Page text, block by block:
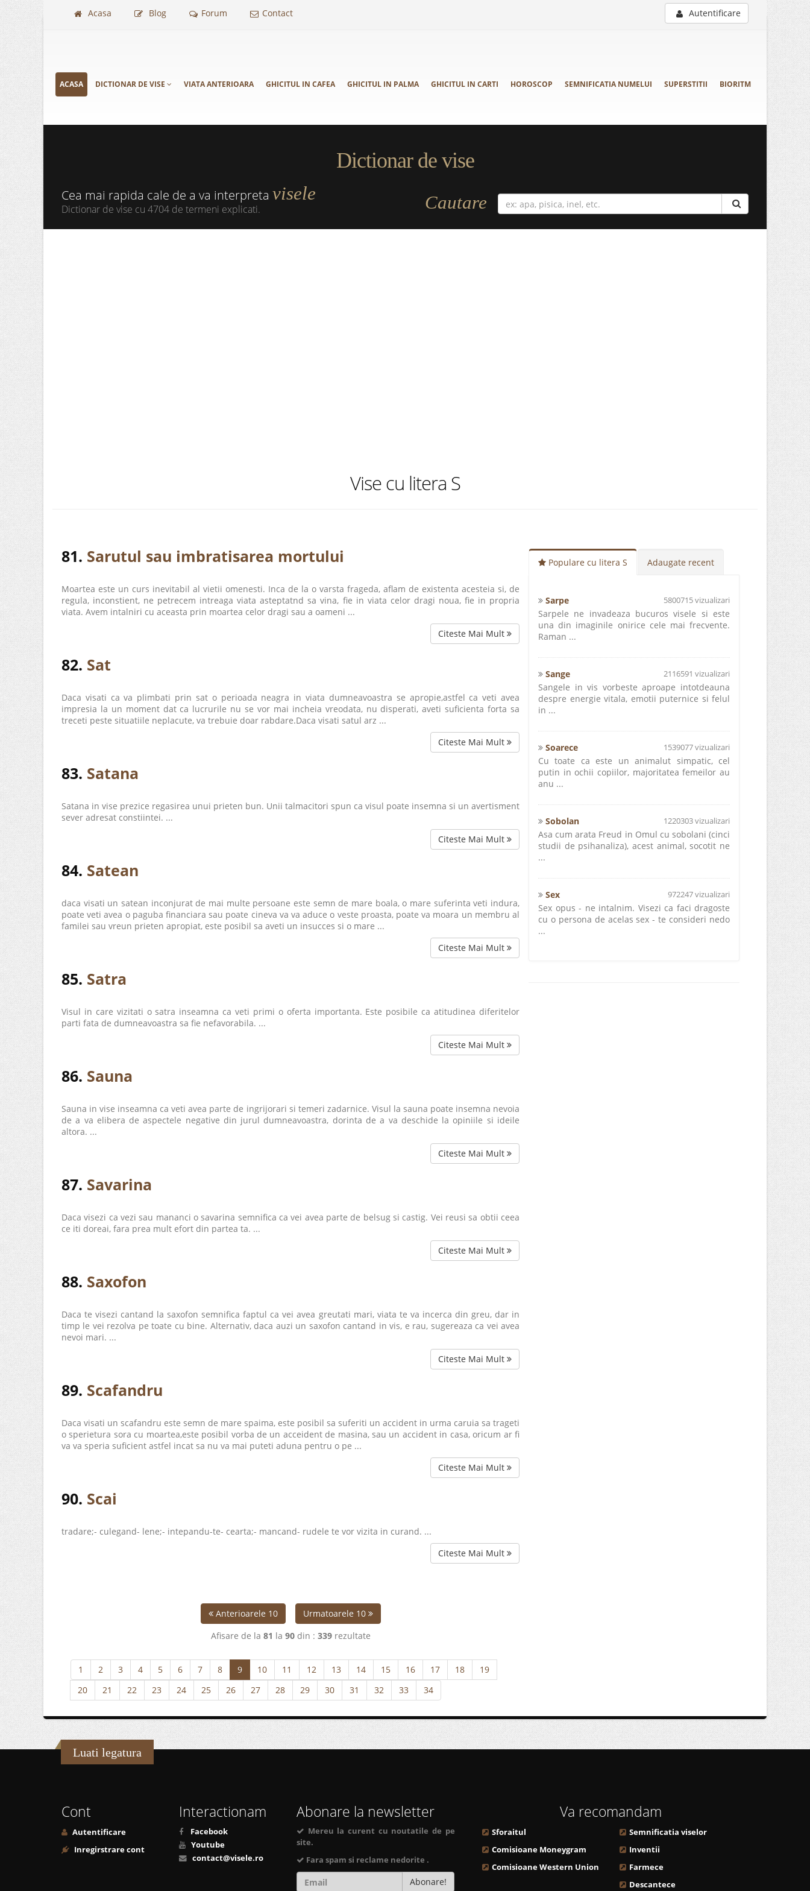
Acasa Blog Forum Contact Autentificare
ACASA DICTIONAR DE VISE VIATA ANTERIOARA GHICITUL IN CAFEA GHICITUL IN PALMA GHICITUL IN CARTI HOROSCOP SEMNIFICATIA NUMELUI SUPERSTITII BIORITM
Dictionar de vise
Cea mai rapida cale de a va interpreta visele
Dictionar de vise cu 4704 de termeni explicati. Cautare
Vise cu litera S
81. Sarutul sau imbratisarea mortului
Moartea este un curs inevitabil al vietii omenesti. Inca de la o varsta frageda, aflam de existenta acesteia si, de
regula, inconstient, ne petrecem intreaga viata asteptatnd sa vina, fie in viata celor dragi noua, fie in propria
viata. Avem intalniri cu aceasta prin moartea celor dragi sau a oameni ...
Citeste Mai Mult
82. Sat
Daca visati ca va plimbati prin sat o perioada neagra in viata dumneavoastra se apropie,astfel ca veti avea
impresia la un moment dat ca lucrurile nu se vor mai incheia vreodata, nu disperati, aveti suficienta forta sa
treceti peste situatiile neplacute, va trebuie doar rabdare.Daca visati satul arz ...
Citeste Mai Mult
83. Satana
Satana in vise prezice regasirea unui prieten bun. Unii talmacitori spun ca visul poate insemna si un avertisment
sever adresat constiintei. ...
Citeste Mai Mult
84. Satean
daca visati un satean inconjurat de mai multe persoane este semn de mare boala, o mare suferinta veti indura,
poate veti avea o paguba financiara sau poate cineva va va aduce o veste proasta, poate va moara un membru al
familei sau vreun prieten apropiat, este posibil sa aveti un insucces si o mare ...
Citeste Mai Mult
85. Satra
Visul in care vizitati o satra inseamna ca veti primi o oferta importanta. Este posibile ca atitudinea diferitelor
parti fata de dumneavoastra sa fie nefavorabila. ...
Citeste Mai Mult
86. Sauna
Sauna in vise inseamna ca veti avea parte de ingrijorari si temeri zadarnice. Visul la sauna poate insemna nevoia
de a va elibera de aspectele negative din jurul dumneavoastra, dorinta de a va deschide la opiniile si ideile
altora. ...
Citeste Mai Mult
87. Savarina
Daca visezi ca vezi sau mananci o savarina semnifica ca vei avea parte de belsug si castig. Vei reusi sa obtii ceea
ce iti doreai, fara prea mult efort din partea ta. ...
Citeste Mai Mult
88. Saxofon
Daca te visezi cantand la saxofon semnifica faptul ca vei avea greutati mari, viata te va incerca din greu, dar in
timp le vei rezolva pe toate cu bine. Alternativ, daca auzi un saxofon cantand in vis, e rau, sugereaza ca vei avea
nevoi mari. ...
Citeste Mai Mult
89. Scafandru
Daca visati un scafandru este semn de mare spaima, este posibil sa suferiti un accident in urma caruia sa trageti
o sperietura sora cu moartea,este posibil vorba de un acceident de masina, sau un accident in casa, oricum ar fi
va va speria suficient astfel incat sa nu va mai puteti aduna pentru o pe ...
Citeste Mai Mult
90. Scai
tradare;- culegand- lene;- intepandu-te- cearta;- mancand- rudele te vor vizita in curand. ...
Citeste Mai Mult
Anterioarele 10
Urmatoarele 10
Afisare de la 81 la 90din : 339rezultate
1 2 3 4 5 6 7 8 9 10 11 12 13 14 15 16 17 18
19
20
21 22 23 24 25 26 27 28 29 30 31 32 33 34
Populare cu litera S Adaugate recent
Sarpe 5800715 vizualizari
Sarpele ne invadeaza bucuros visele si este
una din imaginile onirice cele mai frecvente.
Raman ...
Sange 2116591 vizualizari
Sangele in vis vorbeste aproape intotdeauna
despre energie vitala, emotii puternice si felul
in ...
Soarece 1539077 vizualizari
Cu toate ca este un animalut simpatic, cel
putin in ochii copiilor, majoritatea femeilor au
anu ...
Sobolan 1220303 vizualizari
Asa cum arata Freud in Omul cu sobolani (cinci
studii de psihanaliza), acest animal, socotit ne
...
Sex 972247 vizualizari
Sex opus - ne intalnim. Visezi ca faci dragoste
cu o persona de acelas sex - te consideri nedo
...
Luati legatura
Cont
Autentificare
Inregirstrare cont
Interactionam
Facebook
Youtube
contact@visele.ro
Abonare la newsletter
Mereu la curent cu noutatile de pe
site.
Fara spam si reclame nedorite .
Abonare!
Va recomandam
Sforaitul
Comisioane Moneygram
Comisioane Western Union
Semnificatia viselor
Inventii
Farmece
Descantece